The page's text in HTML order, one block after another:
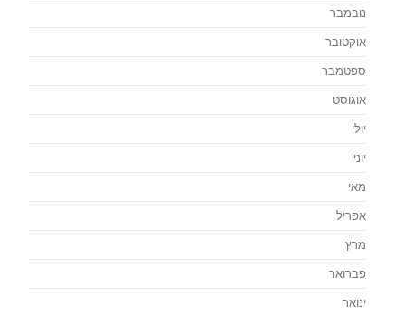
נובמבר
אוקטובר
ספטמבר
אוגוסט
יולי
יוני
מאי
אפריל
מרץ
פברואר
ינואר